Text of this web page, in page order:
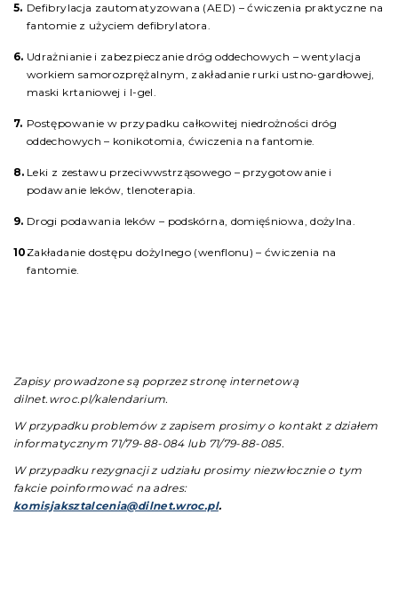
Defibrylacja zautomatyzowana (AED) – ćwiczenia praktyczne na
fantomie z użyciem defibrylatora.
Udrażnianie i zabezpieczanie dróg oddechowych – wentylacja
workiem samorozprężalnym, zakładanie rurki ustno-gardłowej,
maski krtaniowej i I-gel.
Postępowanie w przypadku całkowitej niedrożności dróg
oddechowych – konikotomia, ćwiczenia na fantomie.
Leki z zestawu przeciwwstrząsowego – przygotowanie i
podawanie leków, tlenoterapia.
Drogi podawania leków – podskórna, domięśniowa, dożylna.
Zakładanie dostępu dożylnego (wenflonu) – ćwiczenia na
fantomie.
Zapisy prowadzone są poprzez stronę internetową
dilnet.wroc.pl/kalendarium.
W przypadku problemów z zapisem prosimy o kontakt z działem
informatycznym 71/79-88-084 lub 71/79-88-085.
W przypadku rezygnacji z udziału prosimy niezwłocznie o tym
fakcie poinformować na adres:
komisjaksztalcenia@dilnet.wroc.pl.